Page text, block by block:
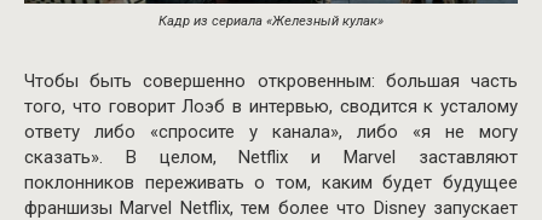
Кадр из сериала «Железный кулак»
Чтобы быть совершенно откровенным: большая часть
того, что говорит Лоэб в интервью, сводится к усталому
ответу либо «спросите у канала», либо «я не могу
сказать». В целом, Netflix и Marvel заставляют
поклонников переживать о том, каким будет будущее
франшизы Marvel Netflix, тем более что Disney запускает